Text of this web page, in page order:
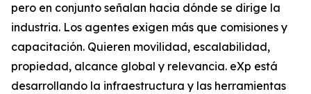
pero en conjunto señalan hacia dónde se dirige la
industria. Los agentes exigen más que comisiones y
capacitación. Quieren movilidad, escalabilidad,
propiedad, alcance global y relevancia. eXp está
desarrollando la infraestructura y las herramientas